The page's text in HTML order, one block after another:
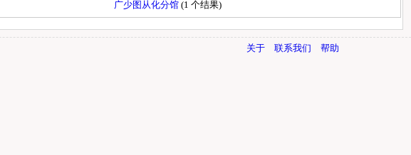
广少图从化分馆(1 个结果)
关于 联系我们 帮助